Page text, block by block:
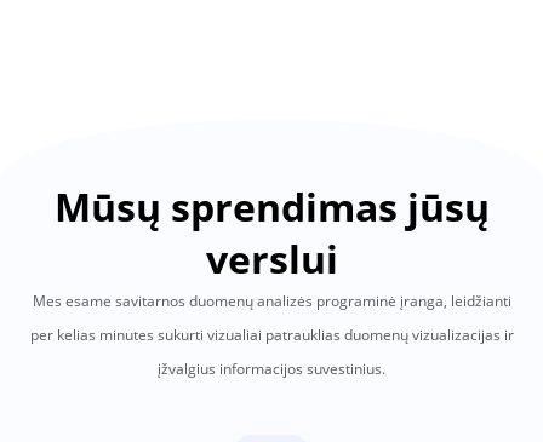
Mūsų sprendimas jūsų
verslui
Mes esame savitarnos duomenų analizės programinė įranga, leidžianti
per kelias minutes sukurti vizualiai patrauklias duomenų vizualizacijas ir
įžvalgius informacijos suvestinius.